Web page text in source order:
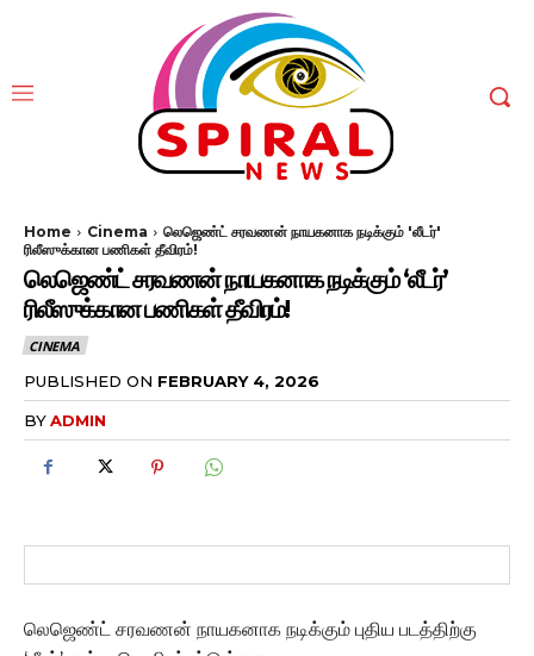
Home Cinema
லெஜெண்ட் சரவணன் நாயகனாக நடிக்கும் 'லீடர்'
ரிலீஸுக்கான பணிகள் தீவிரம்!
லெஜெண்ட் சரவணன் நாயகனாக நடிக்கும் ‘லீடர்’
ரிலீஸுக்கான பணிகள் தீவிரம்!
CINEMA
PUBLISHED ON FEBRUARY 4, 2026
BYADMIN
லெஜெண்ட் சரவணன் நாயகனாக நடிக்கும் புதிய படத்திற்கு